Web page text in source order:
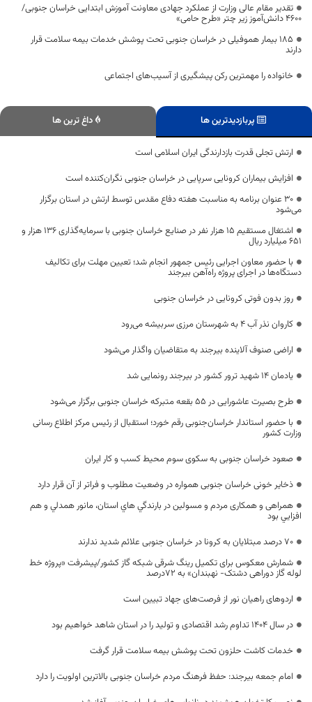
تقدیر مقام عالی وزارت از عملکرد جهادی معاونت آموزش ابتدایی خراسان جنوبی/
۴۶۰۰ دانش‌آموز زیر چتر «طرح حامی»
۱۸۵ بیمار هموفیلی در خراسان جنوبی تحت پوشش خدمات بیمه سلامت قرار
دارند
خانواده را مهمترین رکن پیشگیری از آسیب‌های اجتماعی
پربازدیدترین ها داغ ترین ها
ارتش تجلی قدرت بازدارندگی ایران اسلامی است
افزایش بیماران کرونایی سرپایی در خراسان جنوبی نگران‌کننده است
۳۰ عنوان برنامه به مناسبت هفته دفاع مقدس توسط ارتش در استان برگزار
می‌شود
اشتغال مستقیم ۱۵ هزار نفر در صنایع خراسان جنوبی با سرمایه‌گذاری ۱۳۶ هزار و
۶۵۱ میلیارد ریال
با حضور معاون اجرایی رئیس جمهور انجام شد؛ تعیین مهلت برای تکالیف
دستگاه‌ها در اجرای پروژه راه‌آهن بیرجند
روز بدون فوتی کرونایی در خراسان جنوبی
کاروان نذر آب ۴ به شهرستان مرزی سربیشه می‌رود
اراضی صنوف آلاینده بیرجند به متقاضیان واگذار می‌شود
یادمان ۱۴ شهید ترور کشور در بیرجند رونمایی شد
طرح بصیرت عاشورایی در ۵۵ بقعه متبرکه خراسان جنوبی برگزار می‌شود
با حضور استاندار خراسان‌جنوبی رقم خورد؛ استقبال از رئیس مرکز اطلاع رسانی
وزارت کشور
صعود خراسان جنوبی به سکوی سوم محیط کسب‌ و کار ایران
ذخایر خونی خراسان جنوبی همواره در وضعیت مطلوب و فراتر از آن قرار دارد
همراهی و همکاری مردم و مسولین در بارندگي هاي استان، مانور همدلي و هم
افزايي بود
۷۰ درصد مبتلایان به کرونا در خراسان جنوبی علائم شدید ندارند
شمارش معکوس برای تکمیل رینگ شرقی شبکه گاز کشور/پیشرفت «پروژه خط
لوله گاز دوراهی دشتک- نهبندان» به ۷۲درصد
اردوهای راهیان نور از فرصت‌های جهاد تبیین است
در سال ۱۴۰۴ تداوم رشد اقتصادی و تولید را در استان شاهد خواهیم بود
خدمات کاشت حلزون تحت پوشش بیمه سلامت قرار گرفت
امام جمعه بیرجند: حفظ فرهنگ مردم خراسان جنوبی بالاترین اولویت را دارد